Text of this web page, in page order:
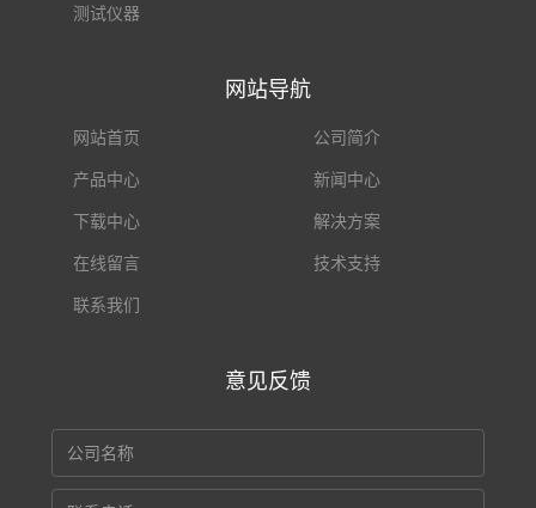
测试仪器
网站导航
网站首页 公司简介
产品中心 新闻中心
下载中心 解决方案
在线留言 技术支持
联系我们
意见反馈